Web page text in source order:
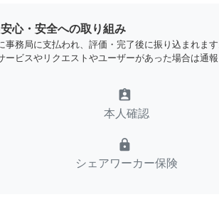
心・安全への取り組み
事務局に支払われ、評価・完了後に振り込まれま
ービスやリクエストやユーザーがあった場合は通報
assignment_ind
本人確認
lock
シェアワーカー保険